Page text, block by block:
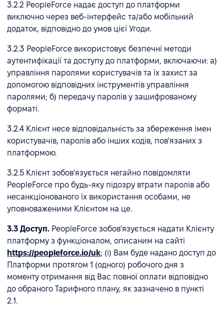
3.2.2 PeopleForce надає доступ до платформи
виключно через веб-інтерфейс та/або мобільний
додаток, відповідно до умов цієї Угоди.
3.2.3 PeopleForce використовує безпечні методи
аутентифікації та доступу до платформи, включаючи: а)
управління паролями користувачів та їх захист за
допомогою відповідних інструментів управління
паролями; б) передачу паролів у зашифрованому
форматі.
3.2.4 Клієнт несе відповідальність за збереження імен
користувачів, паролів або інших кодів, пов'язаних з
платформою.
3.2.5 Клієнт зобов'язується негайно повідомляти
PeopleForce про будь-яку підозру втрати паролів або
несанкціонованого їх використання особами, не
уповноваженими Клієнтом на це.
3.3 Доступ. PeopleForce зобов'язується надати Клієнту
платформу з функціоналом, описаним на сайті
https://peopleforce.io/uk; (i) Вам буде надано доступ до
Платформи протягом 1 (одного) робочого дня з
моменту отримання від Вас повної оплати відповідно
до обраного Тарифного плану, як зазначено в пункті
2.1.